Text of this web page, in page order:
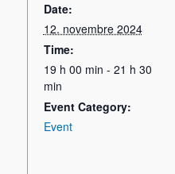
Date:
12. novembre 2024
Time:
19 h 00 min - 21 h 30
min
Event Category:
Event